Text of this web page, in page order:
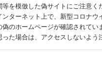
を模倣した偽サイトにご注意く
ターネット上で、新型コロナウ
偽のホームページが確認されてい
た場合は、アクセスしないよう